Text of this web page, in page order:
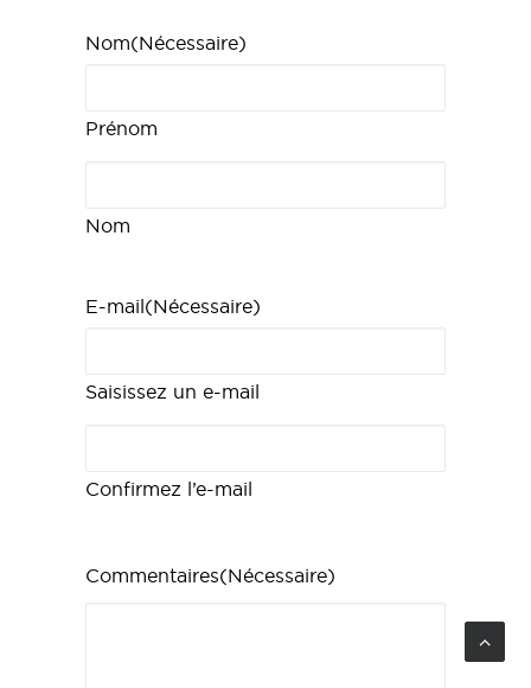
Nom(Nécessaire)
Prénom
Nom
E-mail(Nécessaire)
Saisissez un e-mail
Confirmez l’e-mail
Commentaires(Nécessaire)